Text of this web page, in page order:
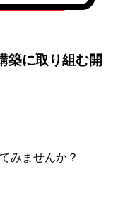
築に取り組む開
みませんか？